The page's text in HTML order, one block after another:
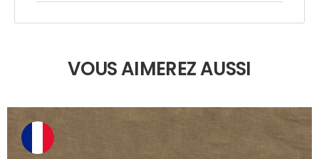
VOUS AIMEREZ AUSSI